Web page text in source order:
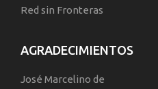
Red sin Fronteras
AGRADECIMIENTOS
José Marcelino de